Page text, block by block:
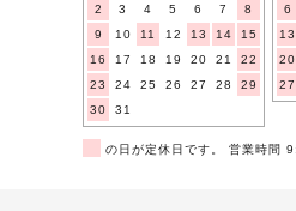
2
3 4 5 6 7
8
9
10 11 12 13 14
15
16
17 18 19 20 21
22
23
24 25 26 27 28
29
30
31
6
13
20
27
の日が定休日です。 営業時間